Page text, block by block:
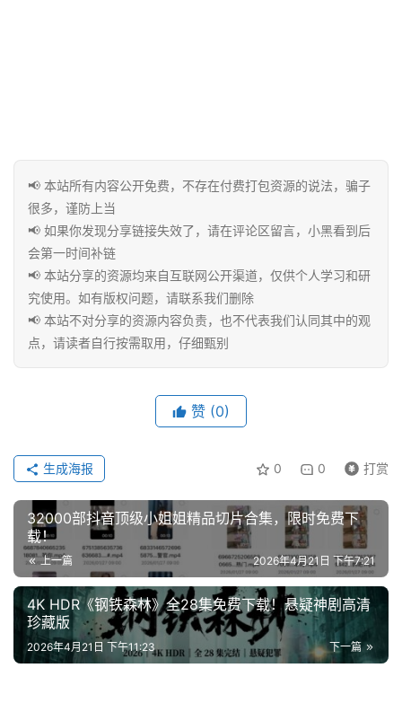
章
免
费
课
程
作
📢 本站所有内容公开免费，不存在付费打包资源的说法，骗子
很多，谨防上当
📢 如果你发现分享链接失效了，请在评论区留言，小黑看到后
会第一时间补链
📢 本站分享的资源均来自互联网公开渠道，仅供个人学习和研
究使用。如有版权问题，请联系我们删除
📢 本站不对分享的资源内容负责，也不代表我们认同其中的观
点，请读者自行按需取用，仔细甄别
赞 (0)
0 0 打赏
生成海报
32000部抖音顶级小姐姐精品切片合集，限时免费下
载！
上一篇 2026年4月21日 下午7:21
4K HDR《钢铁森林》全28集免费下载！悬疑神剧高清
珍藏版
下一篇
2026年4月21日 下午11:23